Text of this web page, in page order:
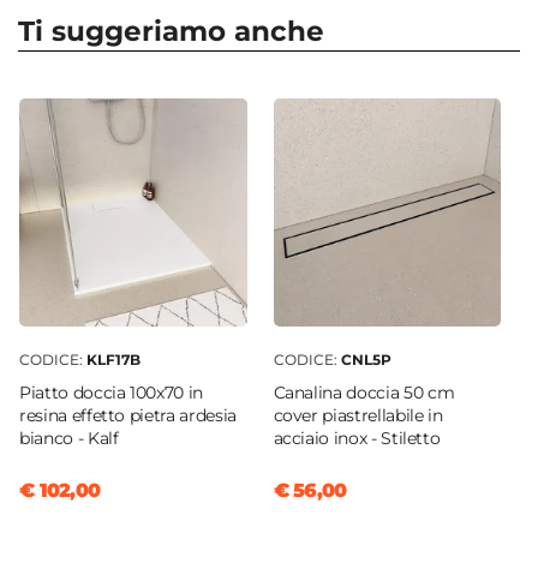
Apertura
Dimensione
90 x 70 cm
Reversibile
Sì - (90 x 70 cm)
Regolabile
Larghezza Da - A
90 cm| 88 cm
Estensibile
Larghezza Massima
Ti suggeriamo anche
CODICE: KLF17B
Piatto doccia 100x70 in
resina effetto pietra ardesia
bianco - Kalf
€ 102,00
CODICE: CNL5P
Canalina doccia 50 cm
cover piastrellabile in
acciaio inox - Stiletto
€ 56,00